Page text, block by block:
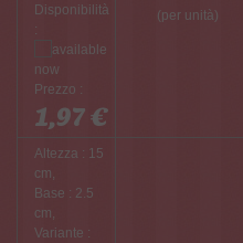
Disponibilità
:
Prezzo :
1,97 €
(per unità)
Altezza : 15
cm,
Base : 2.5
cm,
Variante :